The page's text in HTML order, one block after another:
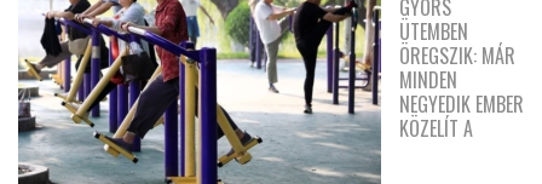
GYORS
ÜTEMBEN
ÖREGSZIK: MÁR
MINDEN
NEGYEDIK EMBER
KÖZELÍT A